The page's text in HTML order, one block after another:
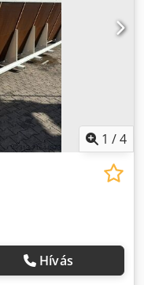
1 /4
Hívás